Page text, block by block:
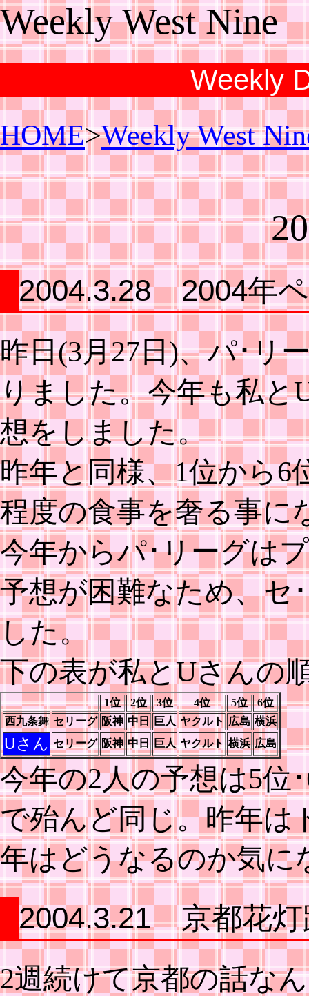
Weekly West Nine
Weekly
HOME>Weekly West
2004.3.28 2004年
昨日(3月27日)、パ･リ
りました。今年も私と
想をしました。
昨年と同様、1位から6
程度の食事を奢る事に
今年からパ･リーグは
予想が困難なため、セ
した。
下の表が私とUさんの
1位 2位 3位 4位 5位
6位
西九条舞 セリーグ 阪神 中日 巨人 ヤクルト 広島 横浜
Uさん セリーグ 阪神 中日 巨人 ヤクルト 横浜 広島
今年の2人の予想は5位
で殆んど同じ。昨年は
年はどうなるのか気に
2004.3.21 京都花灯
2週続けて京都の話な